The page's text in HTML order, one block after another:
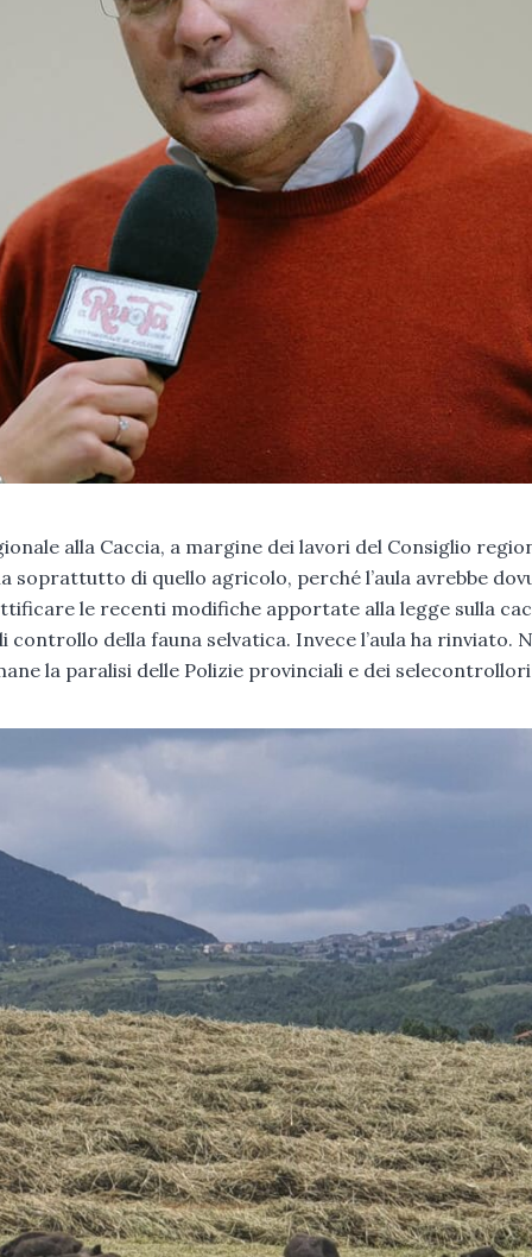
alla Caccia, a margine dei lavori del Consiglio
soprattutto di quello agricolo, perché l’aula avrebbe
le recenti modifiche apportate alla legge sulla
della fauna selvatica. Invece l’aula ha rinviato.
la paralisi delle Polizie provinciali e dei